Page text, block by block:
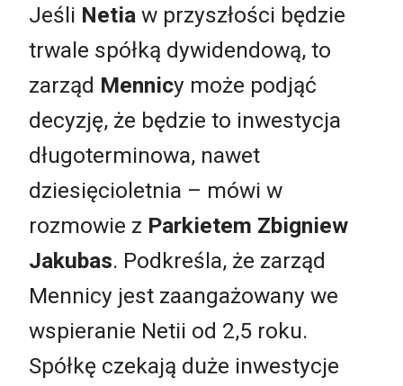
Jeśli Netia w przyszłości będzie
trwale spółką dywidendową, to
zarząd Mennicy może podjąć
decyzję, że będzie to inwestycja
długoterminowa, nawet
dziesięcioletnia – mówi w
rozmowie z Parkietem Zbigniew
Jakubas. Podkreśla, że zarząd
Mennicy jest zaangażowany we
wspieranie Netii od 2,5 roku.
Spółkę czekają duże inwestycje